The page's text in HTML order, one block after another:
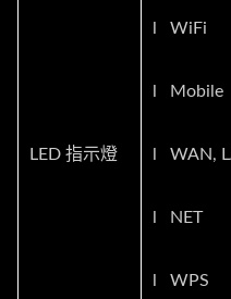
LED 指示燈
l WiFi
l Mobile
l WAN,
l NET
l WPS